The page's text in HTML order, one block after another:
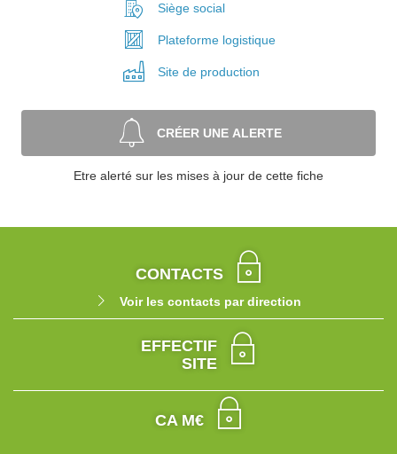
Siège social
Plateforme logistique
Site de production
CRÉER UNE ALERTE
Etre alerté sur les mises à jour de cette fiche
CONTACTS
Voir les contacts par direction
EFFECTIF
SITE
CA M€